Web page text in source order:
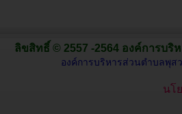
ลิขสิทธิ์ © 2557 -2564 องค์การบริ
องค์การบริหารส่วนตำบลพุส
นโ